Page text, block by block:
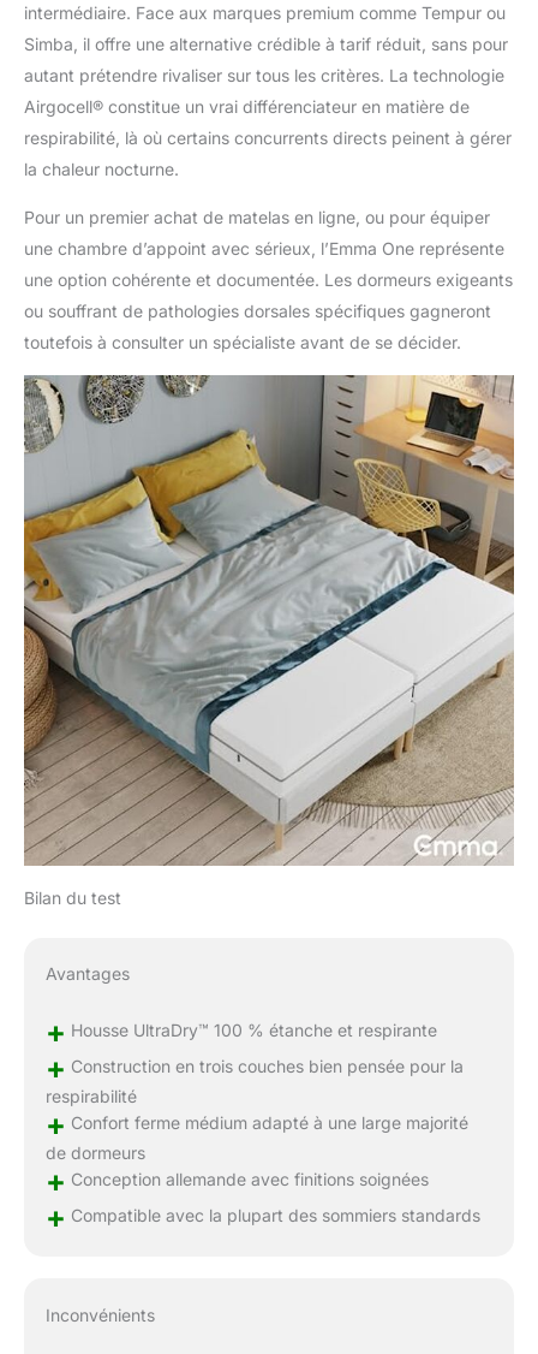
intermédiaire. Face aux marques premium comme Tempur ou
Simba, il offre une alternative crédible à tarif réduit, sans pour
autant prétendre rivaliser sur tous les critères. La technologie
Airgocell® constitue un vrai différenciateur en matière de
respirabilité, là où certains concurrents directs peinent à gérer
la chaleur nocturne.
Pour un premier achat de matelas en ligne, ou pour équiper
une chambre d’appoint avec sérieux, l’Emma One représente
une option cohérente et documentée. Les dormeurs exigeants
ou souffrant de pathologies dorsales spécifiques gagneront
toutefois à consulter un spécialiste avant de se décider.
Bilan du test
Avantages
+ Housse UltraDry™ 100 % étanche et respirante
+ Construction en trois couches bien pensée pour la
respirabilité
+ Confort ferme médium adapté à une large majorité
de dormeurs
+ Conception allemande avec finitions soignées
+ Compatible avec la plupart des sommiers standards
Inconvénients